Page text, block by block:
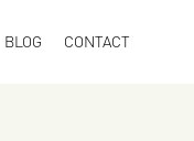
BLOG CONTACT